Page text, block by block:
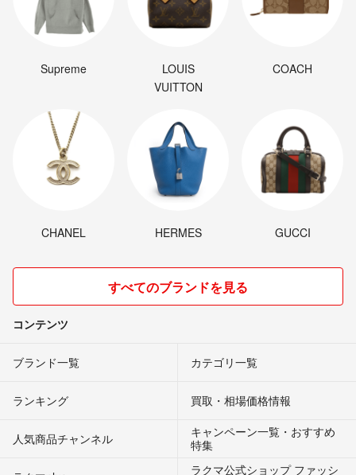
Supreme
LOUIS
VUITTON
COACH
CHANEL HERMES GUCCI
すべてのブランドを見る
コンテンツ
ブランド一覧 カテゴリ一覧
ランキング 買取・相場価格情報
人気商品チャンネル
キャンペーン一覧・おすすめ
特集
ラクマ公式ショップ ファッシ